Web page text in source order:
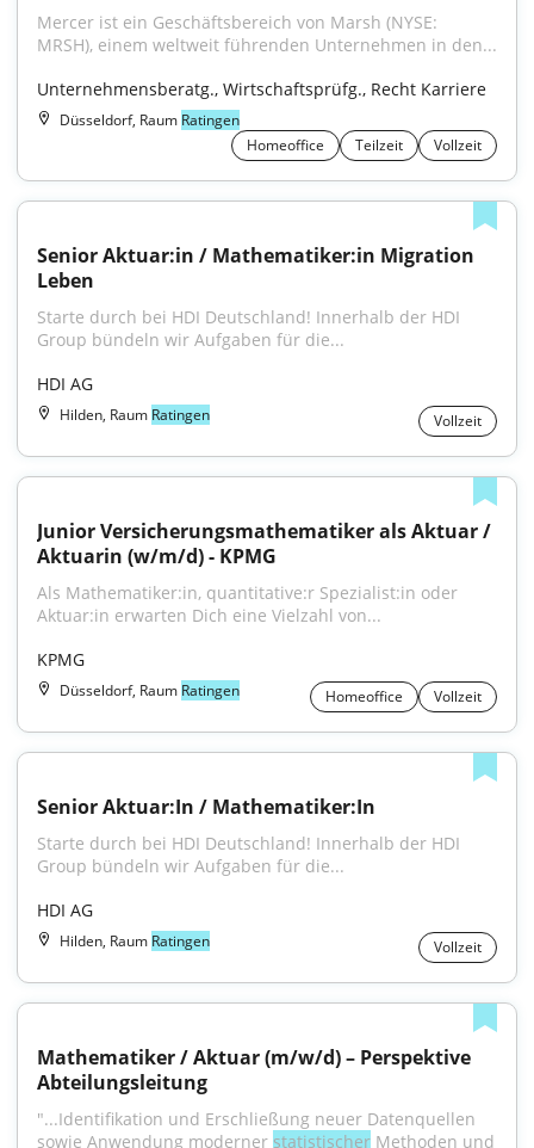
Mercer ist ein Geschäftsbereich von Marsh (NYSE:
MRSH), einem weltweit führenden Unternehmen in den...
Unternehmensberatg., Wirtschaftsprüfg., Recht Karriere
Düsseldorf, Raum Ratingen
Homeoffice
Teilzeit Vollzeit
Senior Aktuar:in / Mathematiker:in Migration
Leben
Starte durch bei HDI Deutschland! Innerhalb der HDI
Group bündeln wir Aufgaben für die...
HDI AG
Hilden, Raum Ratingen Vollzeit
Junior Versicherungsmathematiker als Aktuar /
Aktuarin (w/m/d) - KPMG
Als Mathematiker:in, quantitative:r Spezialist:in oder
Aktuar:in erwarten Dich eine Vielzahl von...
KPMG
Düsseldorf, Raum Ratingen Homeoffice Vollzeit
Senior Aktuar:In / Mathematiker:In
Starte durch bei HDI Deutschland! Innerhalb der HDI
Group bündeln wir Aufgaben für die...
HDI AG
Hilden, Raum Ratingen Vollzeit
Mathematiker / Aktuar (m/w/d) – Perspektive
Abteilungsleitung
"...Identifikation und Erschließung neuer Datenquellen
sowie Anwendung moderner statistischer Methoden und